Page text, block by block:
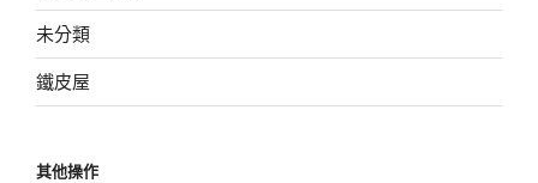
未分類
鐵皮屋
其他操作